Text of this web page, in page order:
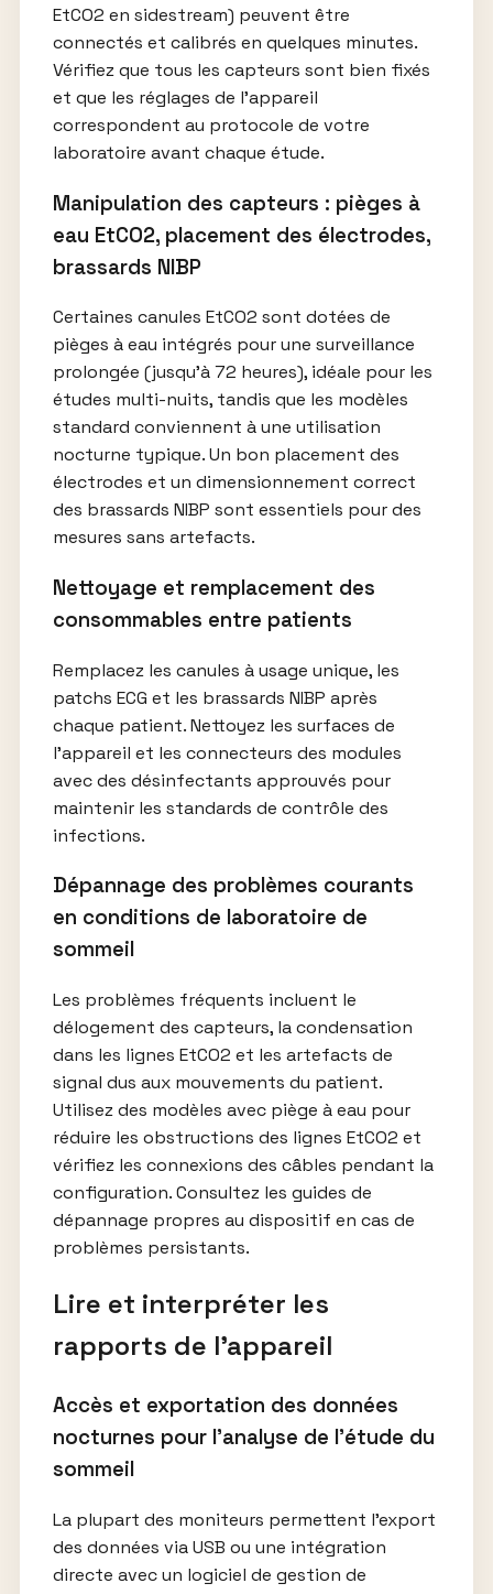
EtCO2 en sidestream) peuvent être
connectés et calibrés en quelques minutes.
Vérifiez que tous les capteurs sont bien fixés
et que les réglages de l’appareil
correspondent au protocole de votre
laboratoire avant chaque étude.
Manipulation des capteurs : pièges à
eau EtCO2, placement des électrodes,
brassards NIBP
Certaines canules EtCO2 sont dotées de
pièges à eau intégrés pour une surveillance
prolongée (jusqu’à 72 heures), idéale pour les
études multi-nuits, tandis que les modèles
standard conviennent à une utilisation
nocturne typique. Un bon placement des
électrodes et un dimensionnement correct
des brassards NIBP sont essentiels pour des
mesures sans artefacts.
Nettoyage et remplacement des
consommables entre patients
Remplacez les canules à usage unique, les
patchs ECG et les brassards NIBP après
chaque patient. Nettoyez les surfaces de
l’appareil et les connecteurs des modules
avec des désinfectants approuvés pour
maintenir les standards de contrôle des
infections.
Dépannage des problèmes courants
en conditions de laboratoire de
sommeil
Les problèmes fréquents incluent le
délogement des capteurs, la condensation
dans les lignes EtCO2 et les artefacts de
signal dus aux mouvements du patient.
Utilisez des modèles avec piège à eau pour
réduire les obstructions des lignes EtCO2 et
vérifiez les connexions des câbles pendant la
configuration. Consultez les guides de
dépannage propres au dispositif en cas de
problèmes persistants.
Lire et interpréter les
rapports de l’appareil
Accès et exportation des données
nocturnes pour l’analyse de l’étude du
sommeil
La plupart des moniteurs permettent l’export
des données via USB ou une intégration
directe avec un logiciel de gestion de